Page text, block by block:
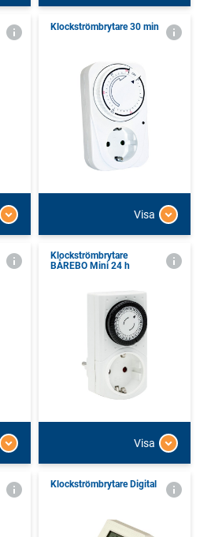
Klockströmbrytare 30 min
Visa
Klockströmbrytare
BÅREBO Mini 24 h
Visa
Klockströmbrytare Digital